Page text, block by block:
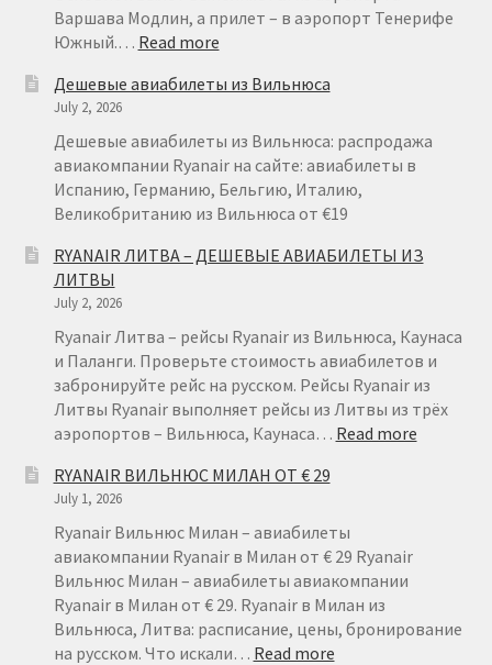
Варшава Модлин, а прилет – в аэропорт Тенерифе
Южный.… Read more:
НА
ИЗ
ВАРШАВЫ
ОТ
€
Дешевые авиабилеты из Вильнюса
July 2, 2026
Дешевые авиабилеты из Вильнюса: распродажа
авиакомпании Ryanair на сайте: авиабилеты в
Испанию, Германию, Бельгию, Италию,
Великобританию из Вильнюса от €19
RYANAIR ЛИТВА – ДЕШЕВЫЕ АВИАБИЛЕТЫ ИЗ
ЛИТВЫ
July 2, 2026
Ryanair Литва – рейсы Ryanair из Вильнюса, Каунаса
и Паланги. Проверьте стоимость авиабилетов и
забронируйте рейс на русском. Рейсы Ryanair из
Литвы Ryanair выполняет рейсы из Литвы из трёх
аэропортов – Вильнюса, Каунаса… Read more:
RYANAIR ВИЛЬНЮС МИЛАН ОТ € 29
July 1, 2026
Ryanair Вильнюс Милан – авиабилеты
авиакомпании Ryanair в Милан от € 29 Ryanair
Вильнюс Милан – авиабилеты авиакомпании
Ryanair в Милан от € 29. Ryanair в Милан из
Вильнюса, Литва: расписание, цены, бронирование
на русском. Что искали… Read more: